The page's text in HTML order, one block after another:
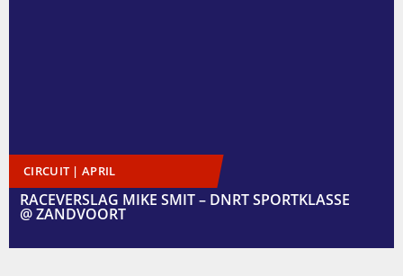
CIRCUIT | APRIL
RACEVERSLAG MIKE SMIT – DNRT SPORTKLASSE
@ ZANDVOORT